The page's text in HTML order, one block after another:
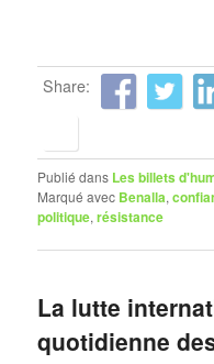
Share:
Publié dans Les billets
Marqué avec Benalla,
politique,résistance
La lutte
quotidienne